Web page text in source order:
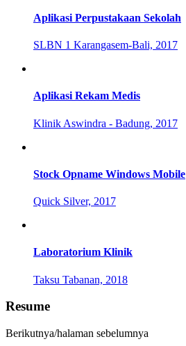
Aplikasi Perpustakaan Sekolah
SLBN 1 Karangasem-Bali, 2017
Aplikasi Rekam Medis
Klinik Aswindra - Badung, 2017
Stock Opname Windows Mobile
Quick Silver, 2017
Laboratorium Klinik
Taksu Tabanan, 2018
Resume
Berikutnya/halaman sebelumnya